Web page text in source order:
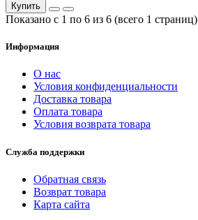
Купить
Показано с 1 по 6 из 6 (всего 1 страниц)
Информация
О нас
Условия конфиденциальности
Доставка товара
Оплата товара
Условия возврата товара
Служба поддержки
Обратная связь
Возврат товара
Карта сайта